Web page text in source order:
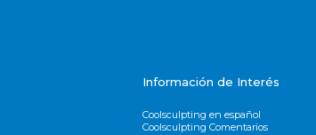
Información de Interés
Coolsculpting en español
Coolsculpting Comentarios